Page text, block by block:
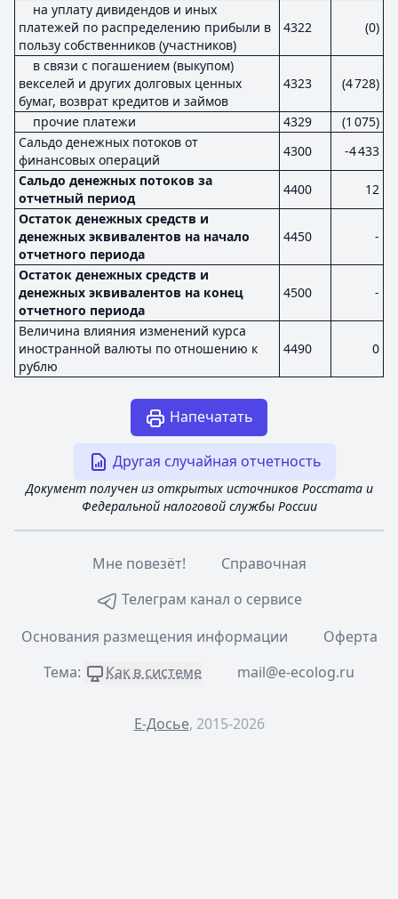
на уплату дивидендов и иных
платежей по распределению прибыли в
пользу собственников (участников)
4322 (0)
в связи с погашением (выкупом)
векселей и других долговых ценных
бумаг, возврат кредитов и займов
4323 (4 728)
прочие платежи 4329
(1 075)
Сальдо денежных потоков от
финансовых операций
4300
-4 433
Сальдо денежных потоков за
отчетный период
4400
12
Остаток денежных средств и
денежных эквивалентов на начало
отчетного периода
4450 -
Остаток денежных средств и
денежных эквивалентов на конец
отчетного периода
4500 -
Величина влияния изменений курса
иностранной валюты по отношению к
рублю
4490 0
Напечатать
Другая случайная отчетность
Документ получен из открытых источников Росстата и
Федеральной налоговой службы России
Мне повезёт!
Справочная
Телеграм канал о сервисе
Основания размещения информации
Оферта
Тема:
Как в системе mail@e-ecolog.ru
Е-Досье, 2015-2026